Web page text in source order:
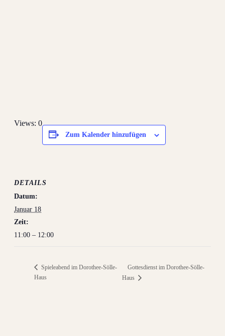
Views: 0
Zum Kalender hinzufügen
DETAILS
Datum:
Januar 18
Zeit:
11:00 – 12:00
Spieleabend im Dorothee-Sölle-
Haus
Gottesdienst im Dorothee-Sölle-
Haus